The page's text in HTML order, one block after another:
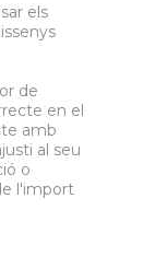
els
de
en el
amb
al seu
o
l'import